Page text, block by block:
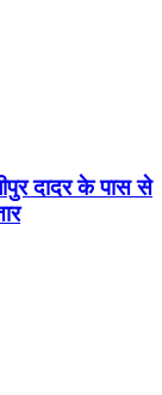
दादर के पास से